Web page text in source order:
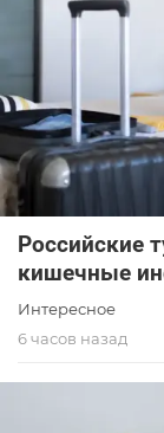
Российские
кишечные
Интересное
6 часов назад